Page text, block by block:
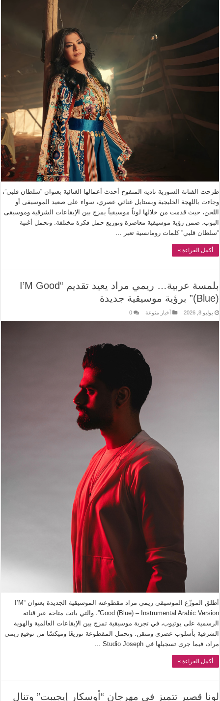
طرحت الفنانة السورية ناديه المنفوخ أحدث أعمالها الغنائية بعنوان “سلطان قلبي”،
وجاءت باللهجة الخليجية وبستايل غنائي عصري، سواء على صعيد الموسيقى أو
اللحن، حيث قدمت من خلالها لوناً موسيقياً يمزج بين الإيقاعات الشرقية وموسيقى
البوب، ضمن رؤية موسيقية معاصرة وتوزيع حمل فكرة مختلفة. وتحمل أغنية
“سلطان قلبي” كلمات رومانسية تعبر …
أكمل القراءة »
بلمسة عربية… ريمي مراد يعيد تقديم “I’M Good
(Blue)” برؤية موسيقية جديدة
يوليو 8, 2026 أخبار منوعة 0
أطلق الموزّع الموسيقي ريمي مراد مقطوعته الموسيقية الجديدة بعنوان “I’M
Good (Blue) – Instrumental Arabic Version”، والتي باتت متاحة عبر قناته
الرسمية على يوتيوب، في تجربة موسيقية تمزج بين الإيقاعات العالمية والهوية
الشرقية بأسلوب عصري ومتقن. وتحمل المقطوعة توزيعًا وميكسًا من توقيع ريمي
مراد، فيما جرى تسجيلها في Studio Joseph …
أكمل القراءة »
لونا قصير تتميز في مهرجان “أوسكار إيجيبت” وتنال